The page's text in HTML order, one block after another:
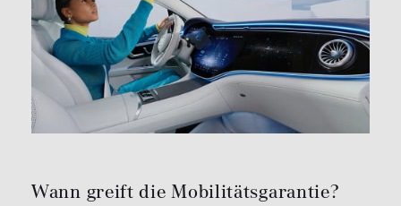
Wann greift die Mobilitätsgarantie?